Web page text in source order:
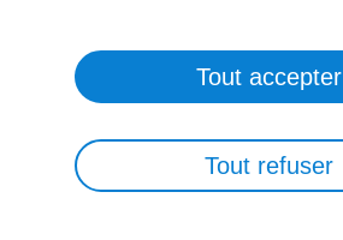
PRESSE
CONTACT
Tout accepter
Tout refuser